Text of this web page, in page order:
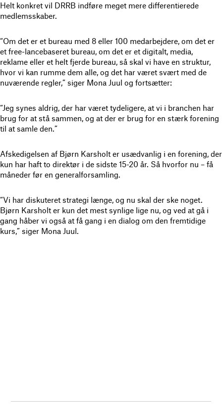
Helt konkret vil DRRB indføre meget mere differentierede
medlemsskaber.
“Om det er et bureau med 8 eller 100 medarbejdere, om det er
et free-lancebaseret bureau, om det er et digitalt, media,
reklame eller et helt fjerde bureau, så skal vi have en struktur,
hvor vi kan rumme dem alle, og det har været svært med de
nuværende regler,” siger Mona Juul og fortsætter:
“Jeg synes aldrig, der har været tydeligere, at vi i branchen har
brug for at stå sammen, og at der er brug for en stærk forening
til at samle den.”
Afskedigelsen af Bjørn Karsholt er usædvanlig i en forening, der
kun har haft to direktør i de sidste 15-20 år. Så hvorfor nu – få
måneder før en generalforsamling.
“Vi har diskuteret strategi længe, og nu skal der ske noget.
Bjørn Karsholt er kun det mest synlige lige nu, og ved at gå i
gang håber vi også at få gang i en dialog om den fremtidige
kurs,” siger Mona Juul.